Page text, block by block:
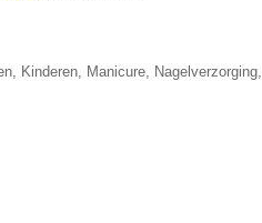
Kinderen, Manicure, Nagelverzorging,